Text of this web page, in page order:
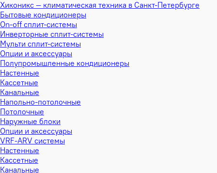
Хиконикс — климатическая техника в Санкт-Петербурге
Бытовые кондиционеры
On-off сплит-системы
Инверторные сплит-системы
Мульти сплит-системы
Опции и аксессуары
Полупромышленные кондиционеры
Настенные
Кассетные
Канальные
Напольно-потолочные
Потолочные
Наружные блоки
Опции и аксессуары
VRF-ARV системы
Настенные
Кассетные
Канальные